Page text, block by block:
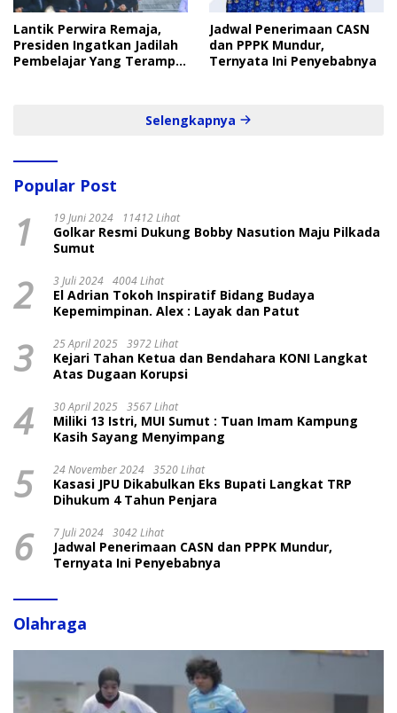
Lantik Perwira Remaja,
Presiden Ingatkan Jadilah
Pembelajar Yang Terampil
Jadwal Penerimaan CASN
dan PPPK Mundur,
Ternyata Ini Penyebabnya
Selengkapnya
Popular Post
1 19 Juni 2024 11412 Lihat
Golkar Resmi Dukung Bobby Nasution Maju Pilkada
Sumut
2 3 Juli 2024 4004 Lihat
El Adrian Tokoh Inspiratif Bidang Budaya
Kepemimpinan. Alex : Layak dan Patut
3 25 April 2025 3972 Lihat
Kejari Tahan Ketua dan Bendahara KONI Langkat
Atas Dugaan Korupsi
4 30 April 2025 3567 Lihat
Miliki 13 Istri, MUI Sumut : Tuan Imam Kampung
Kasih Sayang Menyimpang
5 24 November 2024 3520 Lihat
Kasasi JPU Dikabulkan Eks Bupati Langkat TRP
Dihukum 4 Tahun Penjara
6 7 Juli 2024 3042 Lihat
Jadwal Penerimaan CASN dan PPPK Mundur,
Ternyata Ini Penyebabnya
Olahraga